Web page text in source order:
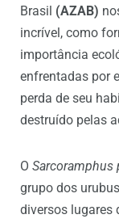
Brasil (AZAB)
incrível, como
importância
enfrentadas por
perda de seu
destruído pelas
O Sarcoramphus
grupo dos
diversos lugares